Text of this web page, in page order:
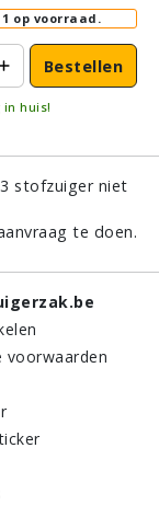
1 op voorraad.
Bestellen
in huis!
stofzuiger niet
te doen.
voorwaarden